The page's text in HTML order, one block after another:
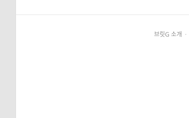
브릿G 소개 ·